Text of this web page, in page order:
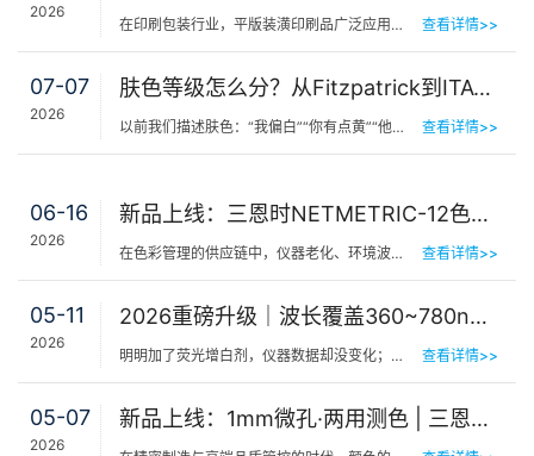
2026
在印刷包装行业，平版装潢印刷品广泛应用于包装工艺品、日化标签、节日用品等场景，客户对同一批次产品的色… 查看详情>>
07-07
2026
肤色等级怎么分？从Fitzpatrick到ITA°，三恩时皮肤测色仪让肤色“数字化”
以前我们描述肤色：“我偏白”“你有点黄”“他挺黑”……现在… 查看详情>>
06-16
2026
新品上线：三恩时NETMETRIC-12色砖与网络校正软件，解决台间差难题
在色彩管理的供应链中，仪器老化、环境波动、台间差…… 一个环节的微小偏差，都可能导致最终… 查看详情>>
05-11
2026
2026重磅升级｜波长覆盖360~780nm，三恩时便携式分光测色仪全光谱了！
明明加了荧光增白剂，仪器数据却没变化；两个零件在室内颜色一样，一到阳光下就“原形毕露”&hel… 查看详情>>
05-07
2026
新品上线：1mm微孔·两用测色 | 三恩时PS401/PS301分光测色仪！